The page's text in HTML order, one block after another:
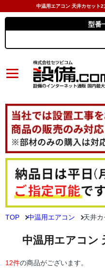
中温用エアコン 天井カセット
型番
TOP 中温用エアコン 天井カ
中温用エアコン
12件の商品がございます。